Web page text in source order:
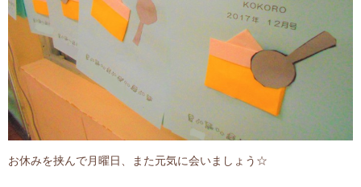
お休みを挟んで月曜日、また元気に会いましょう☆